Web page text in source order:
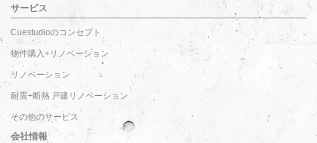
サービス
Cuestudioのコンセプト
物件購入+リノベーション
リノベーション
耐震+断熱 戸建リノベーション
その他のサービス
会社情報